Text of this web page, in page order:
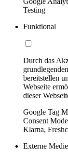
Testing
Funktional
Durch das
bereitstellen
Webseite
dieser
Google Tag
Consent
Klarna,
Externe